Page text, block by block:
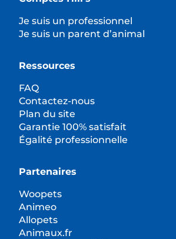
Je suis un professionnel
Je suis un parent d’animal
Ressources
FAQ
Contactez-nous
Plan du site
Garantie 100% satisfait
Égalité professionnelle
Partenaires
Woopets
Animeo
Allopets
Animaux.fr